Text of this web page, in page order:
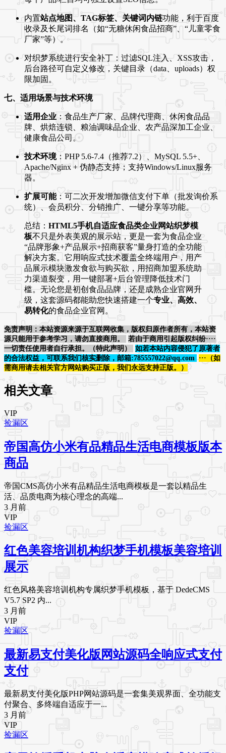
内置站点地图、TAG标签、关键词内链功能，利于百度
收录及长尾词排名（如“无糖休闲食品招商”、“儿童零食
厂家”等）。
对织梦系统进行安全补丁：过滤SQL注入、XSS攻击，
后台路径可自定义修改，关键目录（data、uploads）权
限加固。
七、适用场景与技术环境
适用企业 ：食品生产厂家、品牌代理商、休闲食品品
牌、烘焙连锁、粮油调味品企业、农产品深加工企业、
健康食品公司。
技术环境：PHP 5.6-7.4（推荐7.2）、MySQL 5.5+、
Apache/Nginx + 伪静态支持；支持Windows/Linux服务
器。
扩展可能：可二次开发增加微信支付下单（批发询价系
统）、会员积分、分销推广、一键分享等功能。
总结： HTML5手机自适应食品类企业网站织梦模
板不只是外表美观的展示站，更是一套为食品企业
“品牌形象+产品展示+招商获客”量身打造的全功能
解决方案。它用响应式技术覆盖全终端用户，用产
品展示模块激发食欲与购买欲，用招商加盟系统助
力渠道裂变，用一键部署+后台管理降低技术门
槛。无论您是初创食品品牌，还是成熟企业官网升
级，这套源码都能助您快速搭建一个专业、高效、
易转化的食品企业官网。
免责声明：本站资源来源于互联网收集，版权归原作者所有，本站资
源只能用于参考学习，请勿直接商用。
若由于商用引起版权纠纷····
一切责任使用者自行承担。（特此声明）
如若本站内容侵犯了原著者
的合法权益，可联系我们核实删除，邮箱:785557022@qq.com
···（如
需商用请去相关官方网站购买正版，我们永远支持正版。）
相关文章
VIP
捡漏区
帝国高仿小米有品精品生活电商模板版本
商品
帝国CMS高仿小米有品精品生活电商模板是一套以精品生
活、品质电商为核心理念的高端...
3 月前
VIP
捡漏区
红色美容培训机构织梦手机模板美容培训
展示
红色风格美容培训机构专属织梦手机模板，基于 DedeCMS
V5.7 SP2 内...
3 月前
VIP
捡漏区
最新易支付美化版网站源码全响应式支付
支付
最新易支付美化版PHP网站源码是一套集美观界面、全功能支
付聚合、多终端自适应于一...
3 月前
VIP
捡漏区